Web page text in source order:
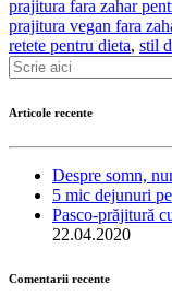
prajitura fara zahar
prajitura vegan fara
retete pentru dieta, stil
Articole recente
Despre somn,
5 mic dejunuri
Pasco-prăjitură
22.04.2020
Comentarii recente